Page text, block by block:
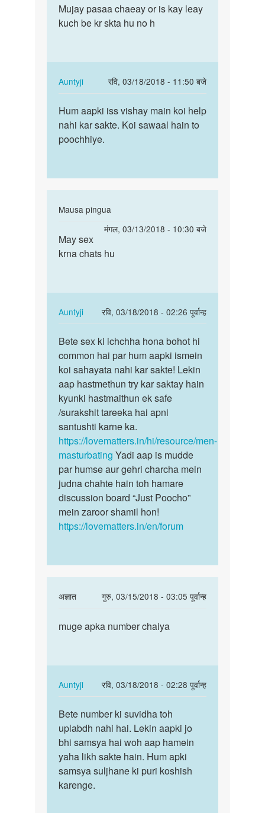
to
Hello
apki
kya
by
Auntyji
Mujay
pasaa
is
kay…
Mujay pasaa chaeay or is kay leay
kuch be kr skta hu no h
Auntyji
रवि, 03/18/2018 - 11:50 बजे
In
reply
to
Mujay
pasaa
is
kay…
by
Hum
aapki
iss
Hum aapki iss vishay main koi help
nahi kar sakte. Koi sawaal hain to
poochhiye.
Mausa pingua
मंगल, 03/13/2018 - 10:30 बजे
Hello
apki
kya
by
Auntyji
May
sex
hu
May sex
krna chats hu
Auntyji
रवि, 03/18/2018 - 02:26 पूर्वान्ह
In
reply
to
May
sex
krna
chats
hu
by
Mausa
pingua
Bete
sex
ki
ichchha
hona…
Bete sex ki ichchha hona bohot hi
common hai par hum aapki ismein
koi sahayata nahi kar sakte! Lekin
aap hastmethun try kar saktay hain
kyunki hastmaithun ek safe
/surakshit tareeka hai apni
santushti karne ka.
https://lovematters.in/hi/resource/men-
masturbating Yadi aap is mudde
par humse aur gehri charcha mein
judna chahte hain toh hamare
discussion board “Just Poocho”
mein zaroor shamil hon!
https://lovematters.in/en/forum
अज्ञात
गुरु, 03/15/2018 - 03:05 पूर्वान्ह
In
to
Hum
apki
kya
by
Auntyji
muge
chaiya
muge apka number chaiya
Auntyji
रवि, 03/18/2018 - 02:28 पूर्वान्ह
In
reply
to
muge
apka
number
chaiya
by
Bete
number
ki
suvidha
toh…
Bete number ki suvidha toh
uplabdh nahi hai. Lekin aapki jo
bhi samsya hai woh aap hamein
yaha likh sakte hain. Hum apki
samsya suljhane ki puri koshish
karenge.